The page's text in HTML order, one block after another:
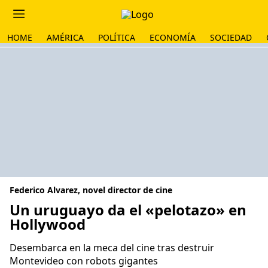
HOME AMÉRICA POLÍTICA ECONOMÍA SOCIEDAD
Federico Alvarez, novel director de cine
Un uruguayo da el «pelotazo» en
Hollywood
Desembarca en la meca del cine tras destruir
Montevideo con robots gigantes